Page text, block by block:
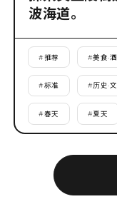
波海道。
#推荐 #美食·
#标准 #历史·
#春天 #夏天